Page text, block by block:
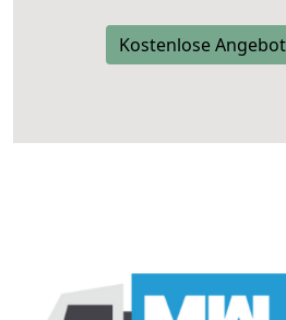
Kostenlose